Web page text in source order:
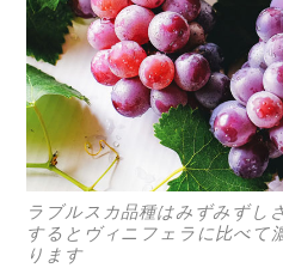
ラブルスカ品種はみずみずし
するとヴィニフェラに比べて
ります